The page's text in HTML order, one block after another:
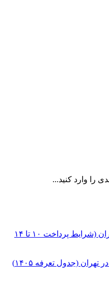
را وارد کنید...
ایمپلنت دندان اقساطی در تهران (شرایط پرداخت ۱۰ تا ۱۴
(جدول تعرفه‌ ۱۴۰۵)